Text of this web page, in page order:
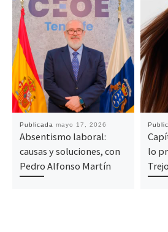
Publicada mayo 17, 2026
Absentismo laboral:
causas y soluciones, con
Pedro Alfonso Martín
lo